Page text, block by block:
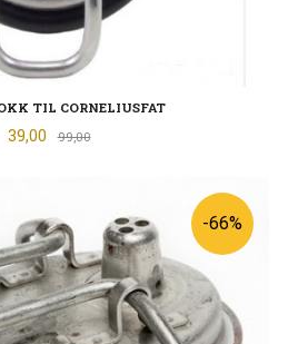
TIL CORNELIUSFAT
Tilbud
39,00 99,00Rabatt
-66%